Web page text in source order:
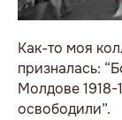
Как-то моя
призналась:
Молдове 1918-
освободили”.